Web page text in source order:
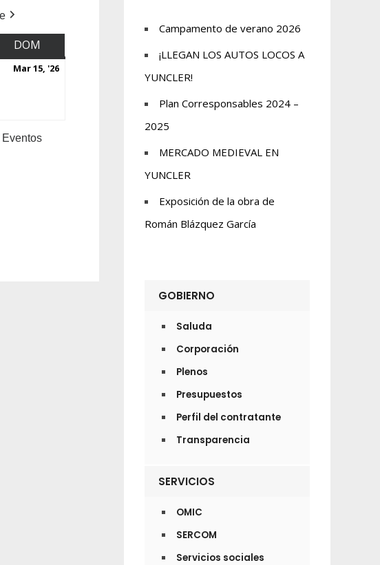
DOM
Mar 15, '26
Eventos
Campamento de verano 2026
¡LLEGAN LOS AUTOS LOCOS A
YUNCLER!
Plan Corresponsables 2024 –
2025
MERCADO MEDIEVAL EN
YUNCLER
Exposición de la obra de
Román Blázquez García
GOBIERNO
Saluda
Corporación
Plenos
Presupuestos
Perfil del contratante
Transparencia
SERVICIOS
OMIC
SERCOM
Servicios sociales